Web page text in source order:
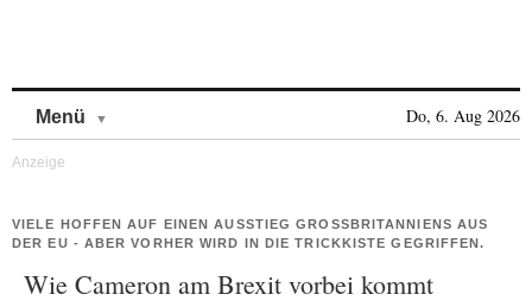
Menü Do, 6. Aug 2026
VIELE HOFFEN AUF EINEN AUSSTIEG GROSSBRITANNIENS AUS D
ER EU - ABER VORHER WIRD IN DIE TRICKKISTE GEGRIFFEN.
Wie Cameron am Brexit vorbei kommt